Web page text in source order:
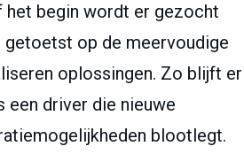
het begin wordt er gezocht
getoetst op de meervoudige
oplossingen. Zo blijft er
een driver die nieuwe
blootlegt.